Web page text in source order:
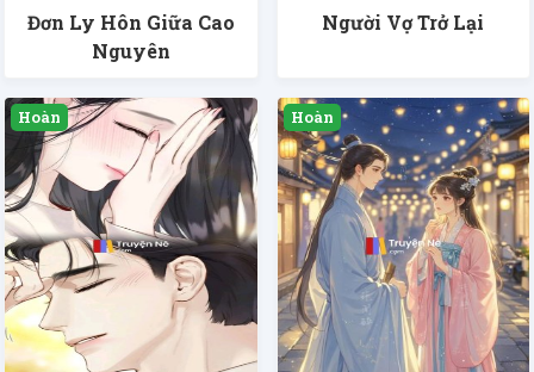
Đơn Ly Hôn Giữa Cao
Nguyên
Người Vợ Trở Lại